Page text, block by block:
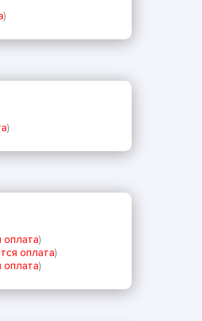
)
)
оплата)
оплата)
оплата)